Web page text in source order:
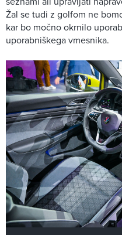
Žal se tudi z golfom ne
kar bo močno okrnilo
uporabniškega vmesnika.